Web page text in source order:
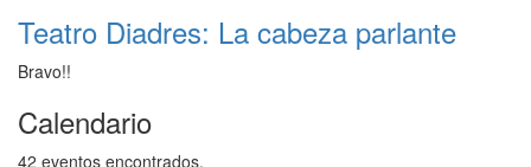
Teatro Diadres: La cabeza parlante
Bravo!!
Calendario
42 eventos encontrados.